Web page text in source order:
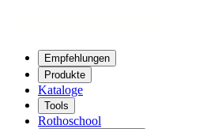
Empfehlungen
Produkte
Kataloge
Tools
Rothoschool